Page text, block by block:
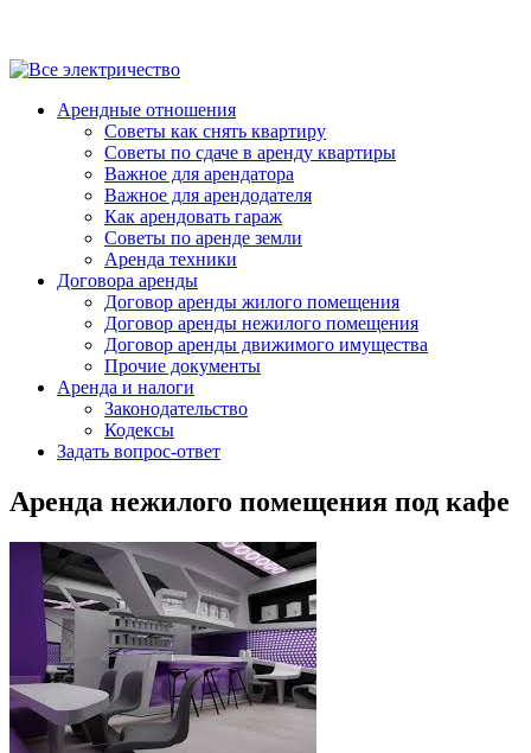
Арендные отношения
Советы как снять квартиру
Советы по сдаче в аренду квартиры
Важное для арендатора
Важное для арендодателя
Как арендовать гараж
Советы по аренде земли
Аренда техники
Договора аренды
Договор аренды жилого помещения
Договор аренды нежилого помещения
Договор аренды движимого имущества
Прочие документы
Аренда и налоги
Законодательство
Кодексы
Задать вопрос-ответ
Аренда нежилого помещения под кафе